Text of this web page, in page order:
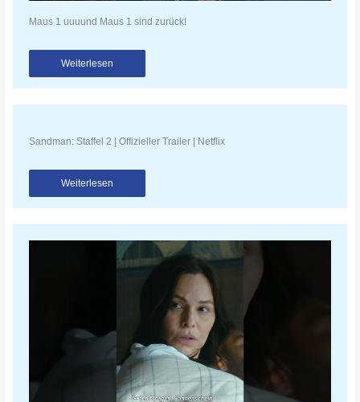
Maus 1 uuuund Maus 1 sind zurück!
Weiterlesen
Sandman: Staffel 2 | Offizieller Trailer | Netflix
Weiterlesen